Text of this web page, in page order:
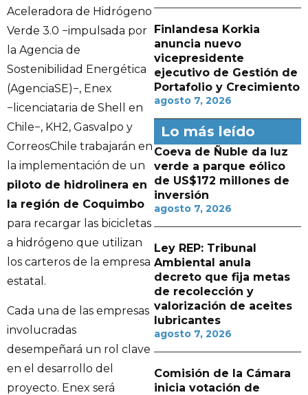
Aceleradora de Hidrógeno
Verde 3.0 −impulsada por
la Agencia de
Sostenibilidad Energética
(AgenciaSE)−, Enex
−licenciataria de Shell en
Chile−, KH2, Gasvalpo y
CorreosChile trabajarán en
la implementación de un
piloto de hidrolinera en
la región de Coquimbo
para recargar las bicicletas
a hidrógeno que utilizan
los carteros de la empresa
estatal.
Cada una de las empresas
involucradas
desempeñará un rol clave
en el desarrollo del
proyecto. Enex será
Finlandesa Korkia
anuncia nuevo
vicepresidente
ejecutivo de Gestión de
Portafolio y Crecimiento
agosto 7, 2026
Lo más leído
Coeva de Ñuble da luz
verde a parque eólico
de US$172 millones de
inversión
agosto 7, 2026
Ley REP: Tribunal
Ambiental anula
decreto que fija metas
de recolección y
valorización de aceites
lubricantes
agosto 7, 2026
Comisión de la Cámara
inicia votación de